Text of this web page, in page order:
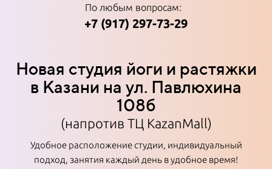
По любым вопросам:
+7 (917) 297-73-29
Новая студия йоги и растяжки
в Казани на ул. Павлюхина
108б
(напротив ТЦ KazanMall)
Удобное расположение студии, индивидуальный
подход, занятия каждый день в удобное время!